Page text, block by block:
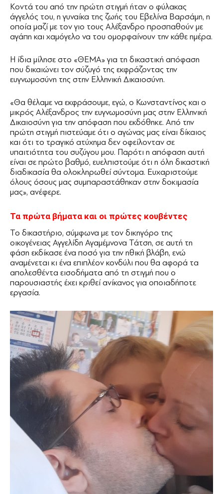
Κοντά του από την πρώτη στιγμή ήταν ο φύλακας
άγγελός του, η γυναίκα της ζωής του Εβελίνα Βαρσάμη, η
οποία μαζί με τον γιο τους Αλέξανδρο προσπαθούν με
αγάπη και χαμόγελο να του ομορφαίνουν την κάθε ημέρα.
Η ίδια μίλησε στο «ΘΕΜΑ» για τη δικαστική απόφαση
που δικαιώνει τον σύζυγό της εκφράζοντας την
ευγνωμοσύνη της στην Ελληνική Δικαιοσύνη.
«Θα θέλαμε να εκφράσουμε, εγώ, ο Κωνσταντίνος και ο
μικρός Αλέξανδρος την ευγνωμοσύνη μας στην Ελληνική
Δικαιοσύνη για την απόφαση που εκδόθηκε. Από την
πρώτη στιγμή πιστεύαμε ότι ο αγώνας μας είναι δίκαιος
και ότι το τραγικό ατύχημα δεν οφείλονταν σε
υπαιτιότητα του συζύγου μου. Παρότι η απόφαση αυτή
είναι σε πρώτο βαθμό, ευελπιστούμε ότι η όλη δικαστική
διαδικασία θα ολοκληρωθεί σύντομα. Ευχαριστούμε
όλους όσους μας συμπαραστάθηκαν στην δοκιμασία
μας», ανέφερε.
Τα πρώτα βήματα και οι πρώτες κουβέντες
Το δικαστήριο, σύμφωνα με τον δικηγόρο της
οικογένειας Αγγελίδη Αγαμέμνονα Τάτση, σε αυτή τη
φάση εκδίκασε ένα ποσό για την ηθική βλάβη, ενώ
αναμένεται κι ένα επιπλέον κονδύλι που θα αφορά τα
απολεσθέντα εισοδήματα από τη στιγμή που ο
παρουσιαστής έχει κριθεί ανίκανος για οποιαδήποτε
εργασία.